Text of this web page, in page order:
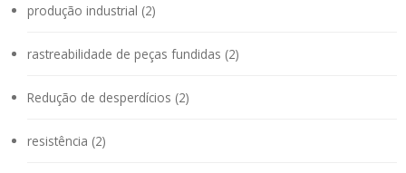
produção industrial (2)
rastreabilidade de peças fundidas (2)
Redução de desperdícios (2)
resistência (2)